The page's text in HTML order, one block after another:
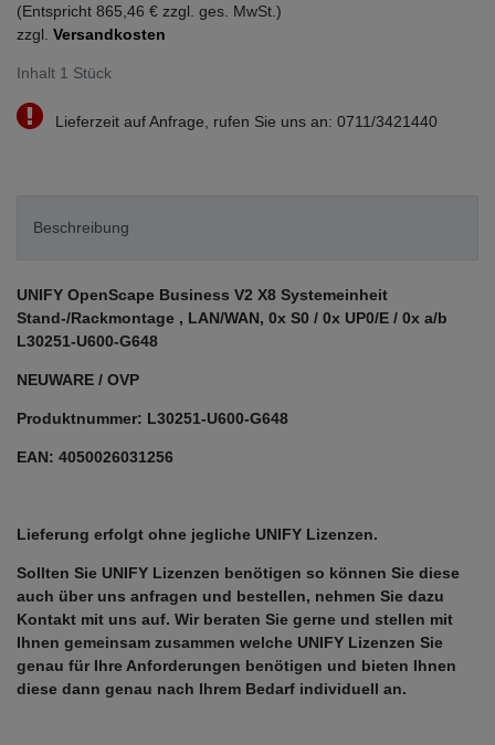
(Entspricht 865,46 € zzgl. ges. MwSt.)
zzgl. Versandkosten
Inhalt 1 Stück
Lieferzeit auf Anfrage, rufen Sie uns an: 0711/3421440
Beschreibung
UNIFY OpenScape Business V2 X8 Systemeinheit
Stand-/Rackmontage , LAN/WAN, 0x S0 / 0x UP0/E / 0x a/b
L30251-U600-G648
NEUWARE / OVP
Produktnummer: L30251-U600-G648
EAN: 4050026031256
Lieferung erfolgt ohne jegliche UNIFY Lizenzen.
Sollten Sie UNIFY Lizenzen benötigen so können Sie diese
auch über uns anfragen und bestellen, nehmen Sie dazu
Kontakt mit uns auf. Wir beraten Sie gerne und stellen mit
Ihnen gemeinsam zusammen welche UNIFY Lizenzen Sie
genau für Ihre Anforderungen benötigen und bieten Ihnen
diese dann genau nach Ihrem Bedarf individuell an.